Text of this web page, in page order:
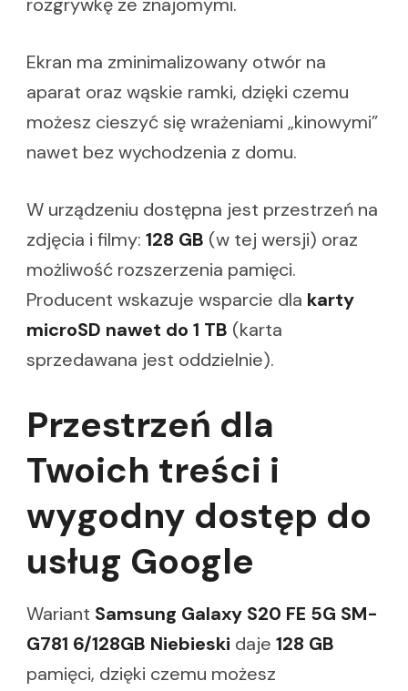
Ekran ma zminimalizowany otwór na
aparat oraz wąskie ramki, dzięki czemu
możesz cieszyć się wrażeniami „kinowymi”
nawet bez wychodzenia z domu.
W urządzeniu dostępna jest przestrzeń na
zdjęcia i filmy: 128 GB (w tej wersji) oraz
możliwość rozszerzenia pamięci.
Producent wskazuje wsparcie dla karty
microSD nawet do 1 TB (karta
sprzedawana jest oddzielnie).
Przestrzeń dla
Twoich treści i
wygodny dostęp do
usług Google
Wariant Samsung Galaxy S20 FE 5G SM-
G781 6/128GB Niebieski daje 128 GB
pamięci, dzięki czemu możesz